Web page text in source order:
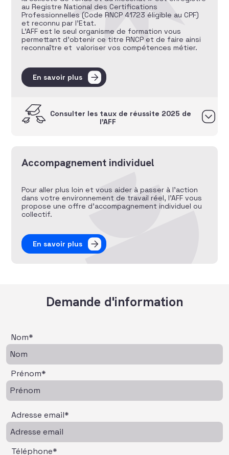
au Registre National des Certifications
Professionnelles (Code RNCP 41723 éligible au CPF)
et reconnu par l’Etat.
L’AFF est le seul organisme de formation vous
permettant d’obtenir ce titre RNCP et de faire ainsi
reconnaître et valoriser vos compétences métier.
En savoir plus
Consulter les taux de réussite 2025 de
l’AFF
Accompagnement individuel
Pour aller plus loin et vous aider à passer à l’action
dans votre environnement de travail réel, l’AFF vous
propose une offre d’accompagnement individuel ou
collectif.
En savoir plus
Demande d'information
Nom*
Prénom*
Adresse email*
Téléphone*